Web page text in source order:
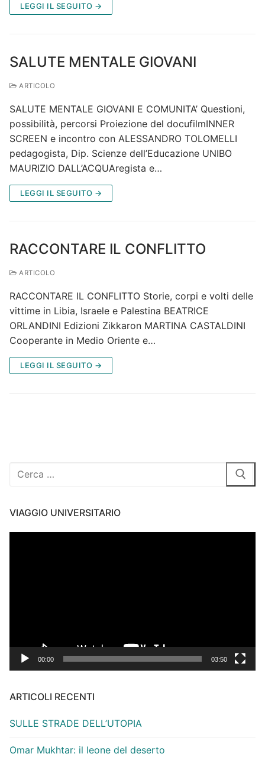
LEGGI IL SEGUITO →
SALUTE MENTALE GIOVANI
ARTICOLO
SALUTE MENTALE GIOVANI E COMUNITA’ Questioni,
possibilità, percorsi Proiezione del docufilmINNER
SCREEN e incontro con ALESSANDRO TOLOMELLI
pedagogista, Dip. Scienze dell’Educazione UNIBO
MAURIZIO DALL’ACQUAregista e…
LEGGI IL SEGUITO →
RACCONTARE IL CONFLITTO
ARTICOLO
RACCONTARE IL CONFLITTO Storie, corpi e volti delle
vittime in Libia, Israele e Palestina BEATRICE
ORLANDINI Edizioni Zikkaron MARTINA CASTALDINI
Cooperante in Medio Oriente e…
LEGGI IL SEGUITO →
Cerca:
VIAGGIO UNIVERSITARIO
00:00 03:50
ARTICOLI RECENTI
SULLE STRADE DELL’UTOPIA
Omar Mukhtar: il leone del deserto